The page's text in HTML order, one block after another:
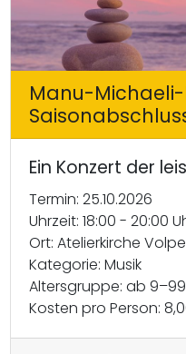
Manu-
Ein Konzert der
Termin: 25.10.2026
Uhrzeit: 18:00 - 20:00
Ort: Atelierkirche
Kategorie: Musik
Altersgruppe: ab
Kosten pro Person: